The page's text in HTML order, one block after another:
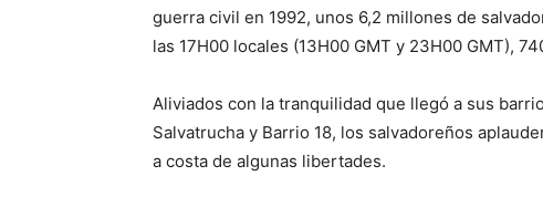
guerra civil en 1992, unos 6,2 millones de
las 17H00 locales (13H00 GMT y 23H00 GMT),
Aliviados con la tranquilidad que llegó a sus
Salvatrucha y Barrio 18, los salvadoreños
a costa de algunas libertades.